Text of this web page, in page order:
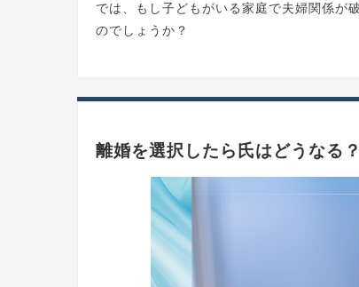
では、もし子どもがいる家庭で夫婦関係が
のでしょうか？
離婚を選択したら氏はどうなる